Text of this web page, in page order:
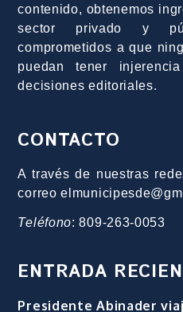
contenido, obtenemos
sector privado y
comprometidos a que
puedan tener
decisiones editoriales.
CONTACTO
A través de nuestras
correo
Teléfono: 809-263-0053
ENTRADA
Presidente Abinader